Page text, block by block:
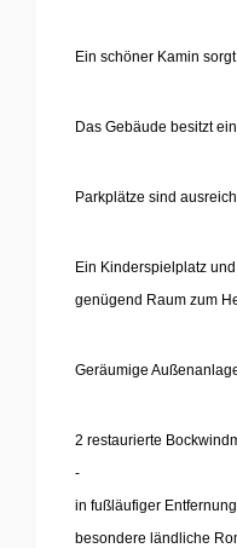
Ein schöner Kamin
Das Gebäude besitzt
Parkplätze sind
Ein Kinderspielplatz
genügend Raum zum
Geräumige
2 restaurierte
-
in fußläufiger
besondere ländliche